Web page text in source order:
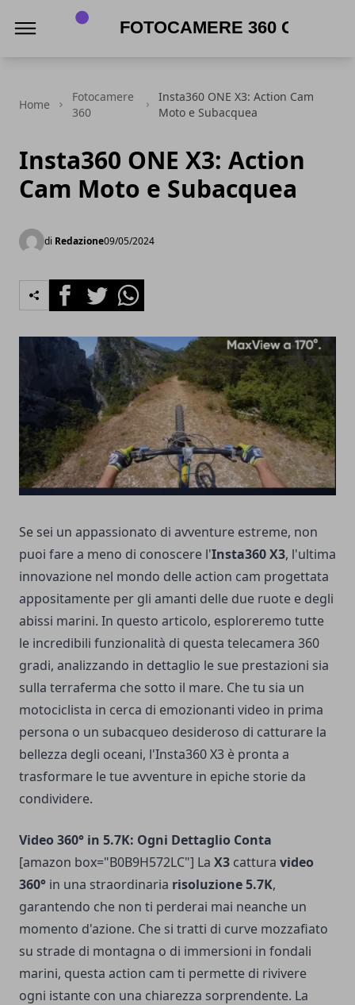
Home
Fotocamere
360
Insta360 ONE X3: Action Cam
Moto e Subacquea
Insta360 ONE X3: Action
Cam Moto e Subacquea
di Redazione09/05/2024
FacebookTwitterWhatsapp
Se sei un appassionato di avventure estreme, non
puoi fare a meno di conoscere l'Insta360 X3, l'ultima
innovazione nel mondo delle action cam progettata
appositamente per gli amanti delle due ruote e degli
abissi marini. In questo articolo, esploreremo tutte
le incredibili funzionalità di questa telecamera 360
gradi, analizzando in dettaglio le sue prestazioni sia
sulla terraferma che sotto il mare. Che tu sia un
motociclista in cerca di emozionanti video in prima
persona o un subacqueo desideroso di catturare la
bellezza degli oceani, l'Insta360 X3 è pronta a
trasformare le tue avventure in epiche storie da
condividere.
Video 360° in 5.7K: Ogni Dettaglio Conta
[amazon box="B0B9H572LC"] La X3 cattura video
360° in una straordinaria risoluzione 5.7K,
garantendo che non ti perderai mai neanche un
momento d'azione. Che si tratti di curve mozzafiato
su strade di montagna o di immersioni in fondali
marini, questa action cam ti permette di rivivere
ogni istante con una chiarezza sorprendente. La